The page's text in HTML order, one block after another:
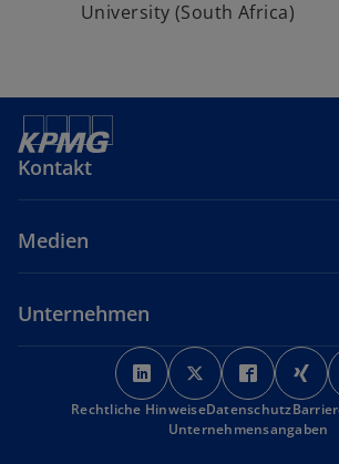
University (South Africa)
Kontakt
Medien
Unternehmen
w
i
r
d
w
i
r
d
w
i
r
d
i
r
Rechtliche HinweiseDatenschutz
Unternehmensangaben